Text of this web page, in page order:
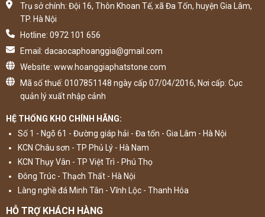
Trụ sở chính: Đội 16, Thôn Khoan Tế, xã Đa Tốn, huyện Gia Lâm,
TP. Hà Nội
Hotline: 0972 101 656
Email: dacaocaphoanggia@gmail.com
Website: www.hoanggiaphatstone.com
Mã số thuế: 0107851148 ngày cấp 07/04/2016, Nơi cấp: Cục
quản lý xuất nhập cảnh
HỆ THỐNG KHO CHÍNH HÃNG:
Số 1 - Ngõ 61 - Đường giáp hải - Đa tốn - Gia Lâm - Hà Nội
KCN Châu sơn - TP Phủ Lý - Hà Nam
KCN Thụy Vân - TP Việt Trì - Phú Thọ
Đông Trúc - Thạch Thất - Hà Nội
Làng nghề đá Minh Tân - Vĩnh Lộc - Thanh Hóa
HỖ TRỢ KHÁCH HÀNG